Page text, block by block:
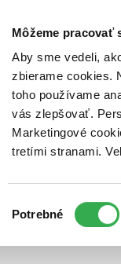
Môžeme pracovať
Aby sme vedeli,
zbierame cookies.
toho používame
vás zlepšovať.
Marketingové
tretími stranami.
súhlasu
Potrebné
Poukážky